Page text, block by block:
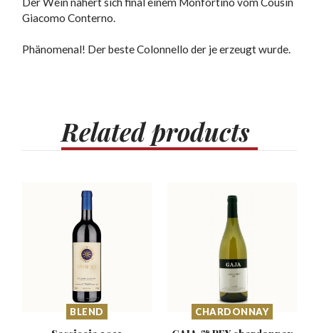
Giacomo Conterno.
Phänomenal! Der beste Colonnello der je erzeugt wurde.
Relatedproducts
BLEND CHARDONNAY